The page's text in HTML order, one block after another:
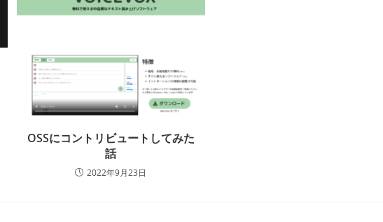
OSSにコントリビュートしてみた
話
2022年9月23日